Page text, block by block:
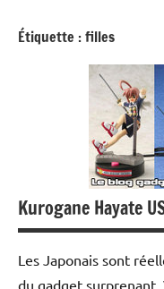
Étiquette :filles
Kurogane Hayate
Les Japonais sont
du gadget surprenant.